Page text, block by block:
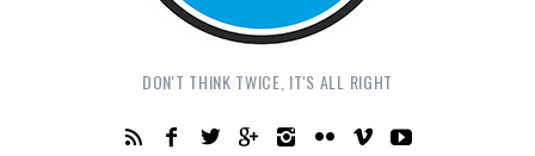
DON'T THINK TWICE, IT'S ALL RIGHT